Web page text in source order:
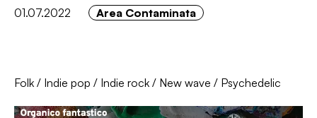
01.07.2022 Area Contaminata
Folk / Indie pop / Indie rock / New wave / Psychedelic